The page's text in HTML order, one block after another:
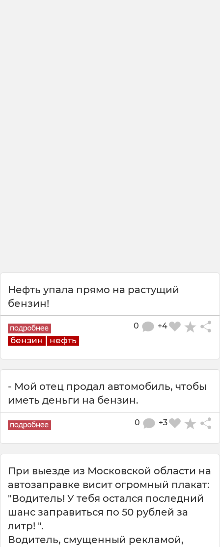
Нефть упала прямо на растущий
бензин!
бензин нефть
+4
0
- Мой отец продал автомобиль, чтобы
иметь деньги на бензин.
+3
0
При выезде из Московской области на
автозаправке висит огромный плакат:
"Водитель! У тебя остался последний
шанс заправиться по 50 рублей за
литр! ".
Водитель, смущенный рекламой,